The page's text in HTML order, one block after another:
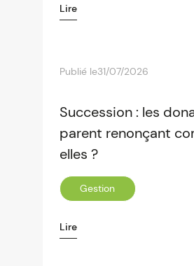
Lire
Publié le31/07/2026
Succession : les
parent renonçant
elles ?
Gestion
Lire